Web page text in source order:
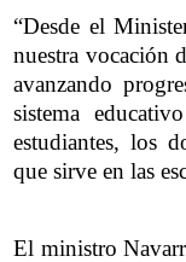
“Desde el
nuestra vocación
avanzando
sistema
estudiantes, los
que sirve en las
El ministro